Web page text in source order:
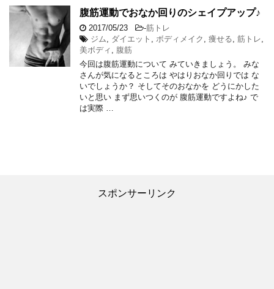
腹筋運動でおなか回りのシェイプアップ♪
2017/05/23 -筋トレ
ジム
ダイエット ボディメイク 痩せる 筋トレ
美ボディ
腹筋
今回は腹筋運動について みていきましょう。 みな
さんが気になるところは やはりおなか回りでは な
いでしょうか？ そしてそのおなかを どうにかした
いと思い まず思いつくのが 腹筋運動ですよね♪ で
は実際 …
スポンサーリンク